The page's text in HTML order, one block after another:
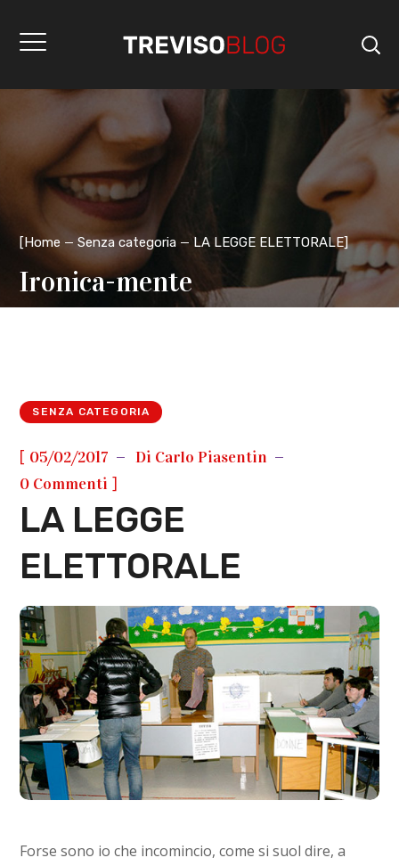
[Home Senza categoria LA LEGGE ELETTORALE]
Ironica-mente
SENZA CATEGORIA
[ 05/02/2017 Di Carlo Piasentin
0 Commenti ]
LA LEGGE
ELETTORALE
Forse sono io che incomincio, come si suol dire, a